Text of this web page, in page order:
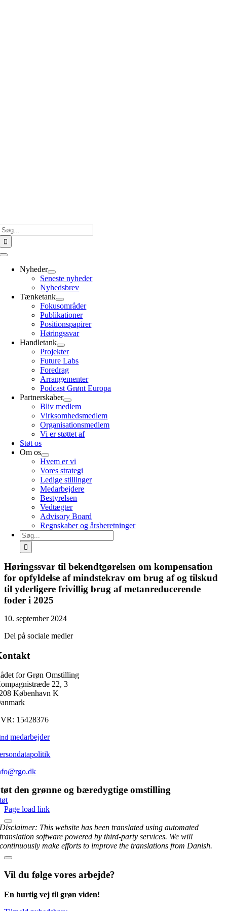
Toggle
NavigationNyheder
Seneste nyheder
Nyhedsbrev
Tænketank
Fokusområder
Publikationer
Positionspapirer
Høringssvar
Handletank
Projekter
Future Labs
Foredrag
Arrangementer
Podcast Grønt Europa
Partnerskaber
Bliv medlem
Virksomhedsmedlem
Organisationsmedlem
Vi er støttet af
Støt os
Om os
Hvem er vi
Vores strategi
Ledige stillinger
Medarbejdere
Bestyrelsen
Vedtægter
Advisory Board
Regnskaber og årsberetninger
Søg
efter:
Høringssvar til bekendtgørelsen om kompensation
for opfyldelse af mindstekrav om brug af og tilskud
til yderligere frivillig brug af metanreducerende
foder i 2025
10. september 2024
Del på sociale medier
for Grøn Omstilling
22, 3
København K
15428376
medarbejder
den grønne og bæredygtige omstilling
Page load link
Disclaimer: This website has been translated using automated
translation software powered by third-party services. We will
continuously make efforts to improve the translations from Danish.
Vil du følge vores arbejde?
En hurtig vej til grøn viden!